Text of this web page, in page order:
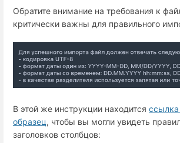
Обратите внимание на требования к
критически важны для правильного
В этой же инструкции находится
образец, чтобы вы могли увидеть
заголовков столбцов: